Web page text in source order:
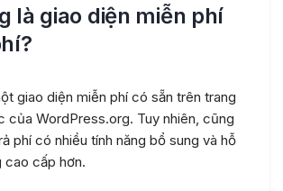
là giao diện miễn phí
giao diện miễn phí có sẵn trên trang
của WordPress.org. Tuy nhiên, cũng
phí có nhiều tính năng bổ sung và hỗ
cao cấp hơn.